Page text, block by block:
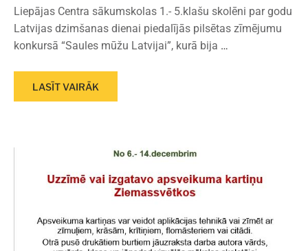
Liepājas Centra sākumskolas 1.- 5.klašu skolēni par godu
Latvijas dzimšanas dienai piedalījās pilsētas zīmējumu
konkursā “Saules mūžu Latvijai”, kurā bija …
LASĪT VAIRĀK